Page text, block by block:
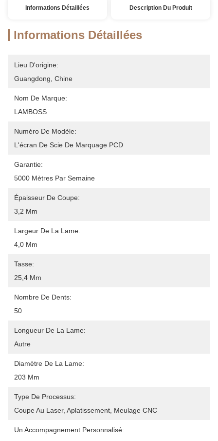
Informations Détaillées Description Du Produit
Informations Détaillées
Lieu D'origine:
Guangdong, Chine
Nom De Marque:
LAMBOSS
Numéro De Modèle:
L'écran De Scie De Marquage PCD
Garantie:
5000 Mètres Par Semaine
Épaisseur De Coupe:
3,2 Mm
Largeur De La Lame:
4,0 Mm
Tasse:
25,4 Mm
Nombre De Dents:
50
Longueur De La Lame:
Autre
Diamètre De La Lame:
203 Mm
Type De Processus:
Coupe Au Laser, Aplatissement, Meulage CNC
Un Accompagnement Personnalisé: